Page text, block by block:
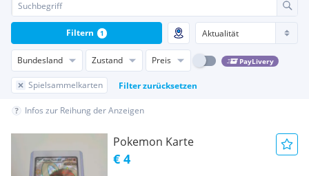
Bundesland Zustand Preis PayLivery
Spielsammelkarten Filter zurücksetzen
Filtern 1
Infos zur Reihung der Anzeigen
Pokemon Karte
€ 4